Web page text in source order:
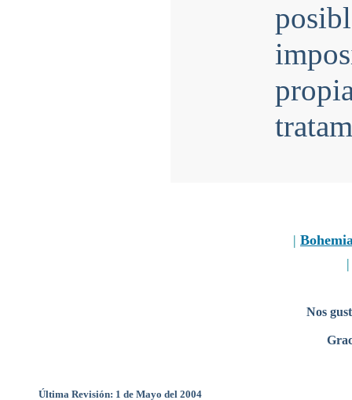
|
Nos
Última Revisión: 1 de Mayo del 2004